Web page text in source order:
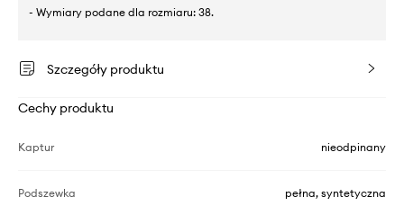
- Wymiary podane dla rozmiaru: 38.
Szczegóły produktu
Cechy produktu
Kaptur nieodpinany
Podszewka pełna, syntetyczna